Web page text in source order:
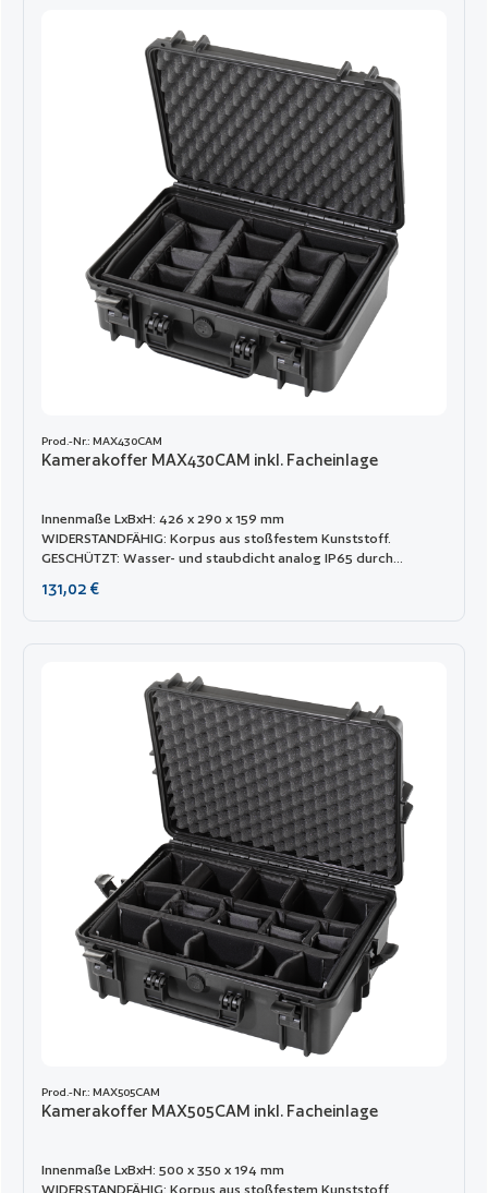
Prod.-Nr.: MAX430CAM
Kamerakoffer MAX430CAM inkl. Facheinlage
Innenmaße LxBxH: 426 x 290 x 159 mm
WIDERSTANDFÄHIG: Korpus aus stoßfestem Kunststoff.
GESCHÜTZT: Wasser- und staubdicht analog IP65 durch
+90°C. FLUGTAUGLICH: Handventil zum Druckausgleich.
UMFANGREICH: Verstellbare Facheinlage für Fotozubehör und
Noppenschaum im Deckel. OPTIONAL: Vorrichtung, um einen
Tragegurt anzubringen.
Regulärer Preis:
131,02 €
Prod.-Nr.: MAX505CAM
Kamerakoffer MAX505CAM inkl. Facheinlage
Innenmaße LxBxH: 500 x 350 x 194 mm
WIDERSTANDFÄHIG: Korpus aus stoßfestem Kunststoff.